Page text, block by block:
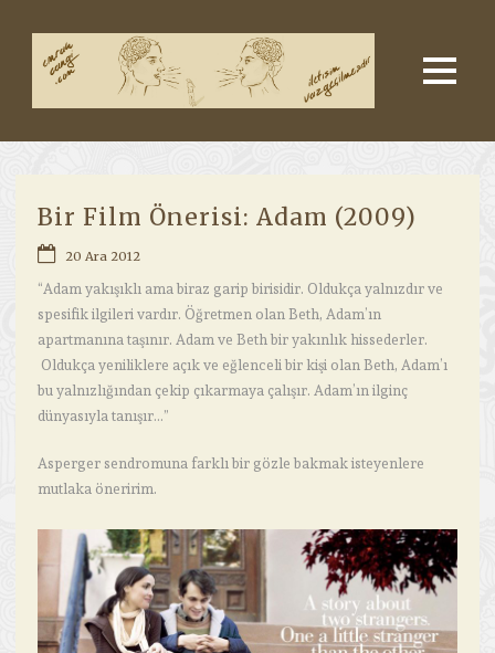
Bir Film Önerisi: Adam (2009)
20 Ara 2012
“Adam yakışıklı ama biraz garip birisidir. Oldukça yalnızdır ve
spesifik ilgileri vardır. Öğretmen olan Beth, Adam’ın
apartmanına taşınır. Adam ve Beth bir yakınlık hissederler.
Oldukça yeniliklere açık ve eğlenceli bir kişi olan Beth, Adam’ı
bu yalnızlığından çekip çıkarmaya çalışır. Adam’ın ilginç
dünyasıyla tanışır…”
Asperger sendromuna farklı bir gözle bakmak isteyenlere
mutlaka öneririm.